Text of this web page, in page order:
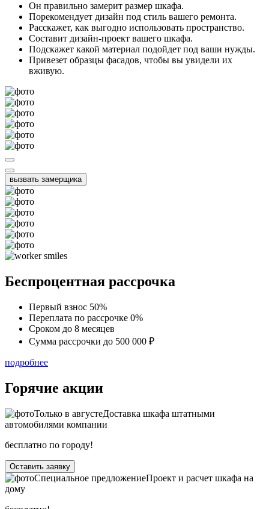
Он правильно замерит размер шкафа.
Порекомендует дизайн под стиль вашего ремонта.
Расскажет, как выгодно использовать пространство.
Составит дизайн-проект вашего шкафа.
Подскажет какой материал подойдет под ваши нужды.
Привезет образцы фасадов, чтобы вы увидели их
вживую.
вызвать замерщика
Беспроцентная рассрочка
Первый взнос 50%
Переплата по рассрочке 0%
Сроком до 8 месяцев
Сумма рассрочки до 500 000 ₽
подробнее
Горячие акции
Только в августеДоставка шкафа штатными
автомобилями компании
бесплатно по городу!
Оставить заявку
Специальное предложениеПроект и расчет шкафа на
дому